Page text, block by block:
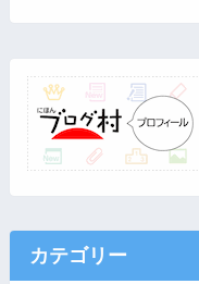
カテゴリー